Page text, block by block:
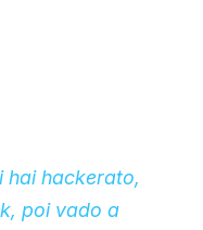
hai hackerato,
poi vado a